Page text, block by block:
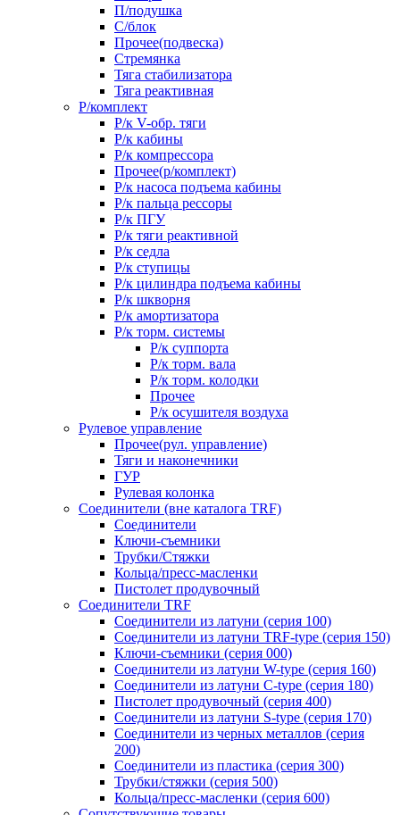
П/подушка
С/блок
Прочее(подвеска)
Стремянка
Тяга стабилизатора
Тяга реактивная
Р/комплект
Р/к V-обр. тяги
Р/к кабины
Р/к компрессора
Прочее(р/комплект)
Р/к насоса подъема кабины
Р/к пальца рессоры
Р/к ПГУ
Р/к тяги реактивной
Р/к седла
Р/к ступицы
Р/к цилиндра подъема кабины
Р/к шкворня
Р/к амортизатора
Р/к торм. системы
Р/к суппорта
Р/к торм. вала
Р/к торм. колодки
Прочее
Р/к осушителя воздуха
Рулевое управление
Прочее(рул. управление)
Тяги и наконечники
ГУР
Рулевая колонка
Соединители (вне каталога TRF)
Соединители
Ключи-cъемники
Трубки/Стяжки
Кольца/пресс-масленки
Пистолет продувочный
Соединители TRF
Соединители из латуни (серия 100)
Соединители из латуни TRF-type (серия 150)
Ключи-съемники (серия 000)
Соединители из латуни W-type (серия 160)
Соединители из латуни С-type (серия 180)
Пистолет продувочный (серия 400)
Соединители из латуни S-type (серия 170)
Соединители из черных металлов (серия
200)
Соединители из пластика (серия 300)
Трубки/стяжки (серия 500)
Кольца/пресс-масленки (серия 600)